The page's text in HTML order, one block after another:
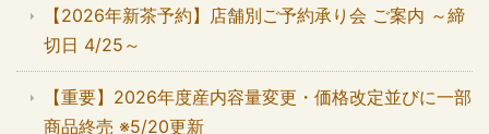
【2026年新茶予約】店舗別ご予約承り会 ご案内 ～締
切日 4/25～
【重要】2026年度産内容量変更・価格改定並びに一部
商品終売 ※5/20更新